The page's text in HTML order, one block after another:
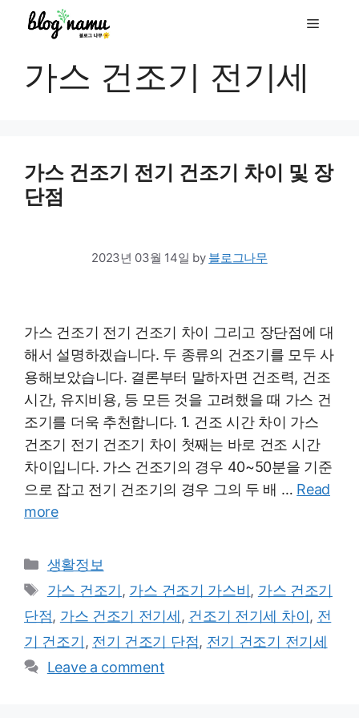
Menu
가스 건조기 전기세
가스 건조기 전기 건조기 차이 및 장
단점
2023년 03월 14일 by 블로그나무
가스 건조기 전기 건조기 차이 그리고 장단점에 대
해서 설명하겠습니다. 두 종류의 건조기를 모두 사
용해보았습니다. 결론부터 말하자면 건조력, 건조
시간, 유지비용, 등 모든 것을 고려했을 때 가스 건
조기를 더욱 추천합니다. 1. 건조 시간 차이 가스
건조기 전기 건조기 차이 첫째는 바로 건조 시간
차이입니다. 가스 건조기의 경우 40~50분을 기준
으로 잡고 전기 건조기의 경우 그의 두 배 … Read
more
Categories
생활정보
Tags
가스 건조기, 가스 건조기 가스비, 가스 건조기
단점, 가스 건조기 전기세, 건조기 전기세 차이, 전
기 건조기, 전기 건조기 단점, 전기 건조기 전기세
Leave a comment